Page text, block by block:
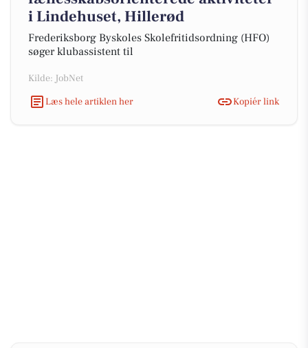
i Lindehuset, Hillerød
Frederiksborg Byskoles Skolefritidsordning (HFO)
søger klubassistent til
Kilde: JobNet
Læs hele artiklen her
Kopiér link